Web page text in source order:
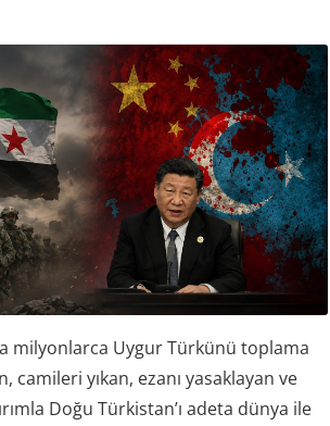
milyonlarca Uygur Türkünü toplama
camileri yıkan, ezanı yasaklayan ve
Doğu Türkistan’ı adeta dünya ile